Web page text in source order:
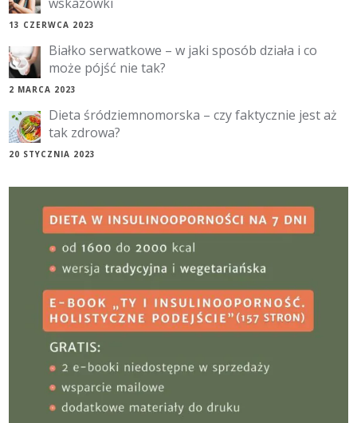
13 CZERWCA 2023
Białko serwatkowe – w jaki sposób działa i co
może pójść nie tak?
2 MARCA 2023
Dieta śródziemnomorska – czy faktycznie jest aż
tak zdrowa?
20 STYCZNIA 2023